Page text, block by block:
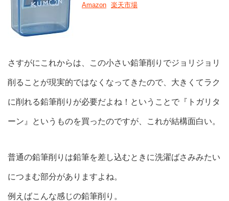
Amazon 楽天市場
さすがにこれからは、この小さい鉛筆削りでジョリジョリ
削ることが現実的ではなくなってきたので、大きくてラク
に削れる鉛筆削りが必要だよね！ということで『トガリタ
ーン』というものを買ったのですが、これが結構面白い。
普通の鉛筆削りは鉛筆を差し込むときに洗濯ばさみみたい
につまむ部分がありますよね。
例えばこんな感じの鉛筆削り。